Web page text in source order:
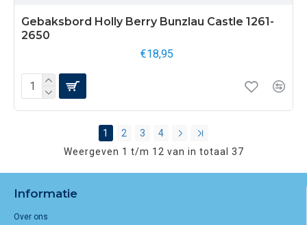
Gebaksbord Holly Berry Bunzlau Castle 1261-
2650
€18,95
1 2 3
4
Weergeven 1 t/m 12 van in totaal 37
Informatie
Over ons